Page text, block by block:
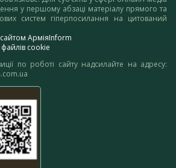
у першому абзаці матеріалу прямого та
систем гіперпосилання на цитований
АрміяInform
cookie
по роботі сайту надсилайте на адресу: